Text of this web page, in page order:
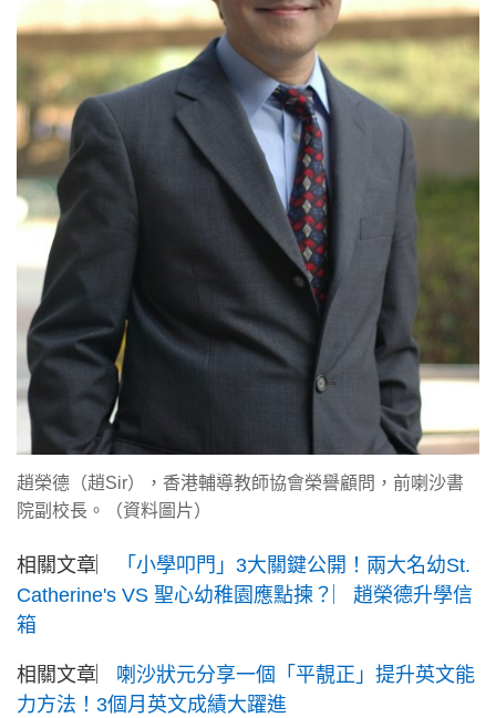
趙榮德（趙Sir），香港輔導教師協會榮譽顧問，前喇沙書
院副校長。（資料圖片）
相關文章︳
「小學叩門」3大關鍵公開！兩大名幼St.
Catherine's VS 聖心幼稚園應點揀？︳趙榮德升學信
箱
相關文章︳ 喇沙狀元分享一個「平靚正」提升英文能
力方法！3個月英文成績大躍進